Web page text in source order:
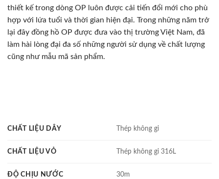
thiết kế trong dòng OP luôn được cải tiến đổi mới cho phù
hợp với lứa tuổi và thời gian hiện đại. Trong những năm trở
lại đây đồng hồ OP được đưa vào thị trường Việt Nam, đã
làm hài lòng đại đa số những người sử dụng về chất lượng
cũng như mẫu mã sản phẩm.
CHẤT LIỆU DÂY Thép không gỉ
CHẤT LIỆU VỎ Thép không gỉ 316L
ĐỘ CHỊU NƯỚC 30m